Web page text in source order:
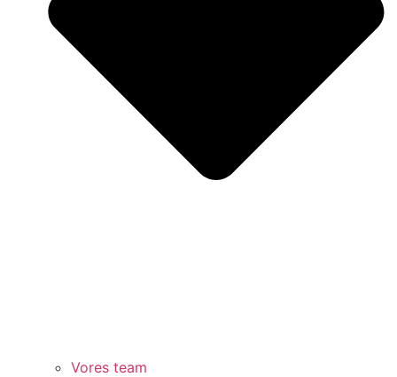
Vores team